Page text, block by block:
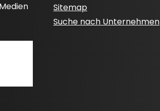
Sitemap
Suche nach Unternehmen